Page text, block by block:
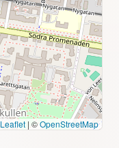
Leaflet | ©OpenStreetMap